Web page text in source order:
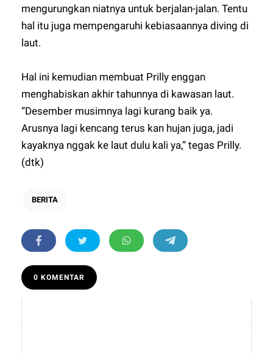
mengurungkan niatnya untuk berjalan-jalan. Tentu
hal itu juga mempengaruhi kebiasaannya diving di
laut.
Hal ini kemudian membuat Prilly enggan
menghabiskan akhir tahunnya di kawasan laut.
“Desember musimnya lagi kurang baik ya.
Arusnya lagi kencang terus kan hujan juga, jadi
kayaknya nggak ke laut dulu kali ya,” tegas Prilly.
(dtk)
BERITA
0 KOMENTAR